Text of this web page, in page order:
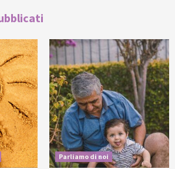
Parliamo di noi